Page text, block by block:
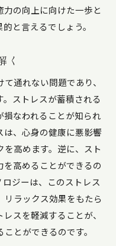
の向上に向けた一歩と
と言えるでしょう。
く
通れない問題であり、
ストレスが蓄積される
損なわれることが知られ
、心身の健康に悪影響
高めます。逆に、スト
を高めることができるの
ジーは、このストレス
リラックス効果をもたら
スを軽減することが、
とができるのです。